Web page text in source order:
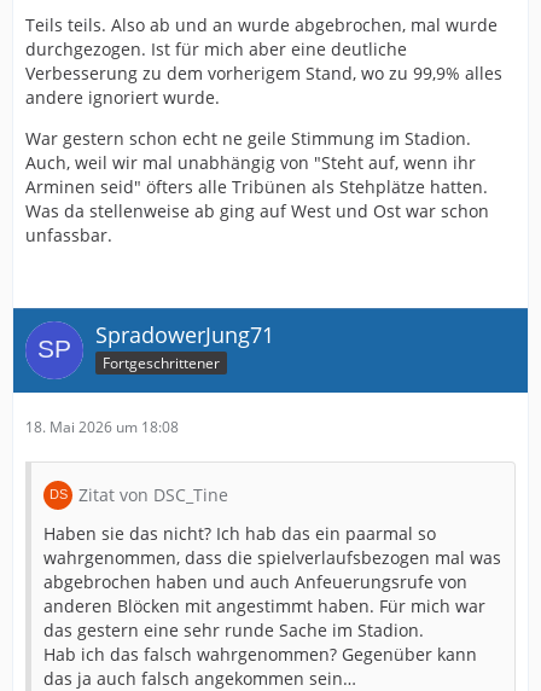
Teils teils. Also ab und an wurde abgebrochen, mal wurde
durchgezogen. Ist für mich aber eine deutliche
Verbesserung zu dem vorherigem Stand, wo zu 99,9% alles
andere ignoriert wurde.
War gestern schon echt ne geile Stimmung im Stadion.
Auch, weil wir mal unabhängig von "Steht auf, wenn ihr
Arminen seid" öfters alle Tribünen als Stehplätze hatten.
Was da stellenweise ab ging auf West und Ost war schon
unfassbar.
SpradowerJung71
Fortgeschrittener
18. Mai 2026 um 18:08
Zitat von DSC_Tine
Haben sie das nicht? Ich hab das ein paarmal so
wahrgenommen, dass die spielverlaufsbezogen mal was
abgebrochen haben und auch Anfeuerungsrufe von
anderen Blöcken mit angestimmt haben. Für mich war
das gestern eine sehr runde Sache im Stadion.
Hab ich das falsch wahrgenommen? Gegenüber kann
das ja auch falsch angekommen sein…